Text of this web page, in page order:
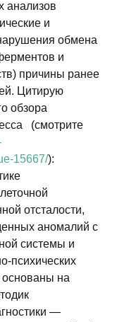
анализов
и
обмена
и
причины ранее
Цитирую
обзора
(смотрите
15667/):
отсталости,
аномалий с
системы и
психических
основаны на
—